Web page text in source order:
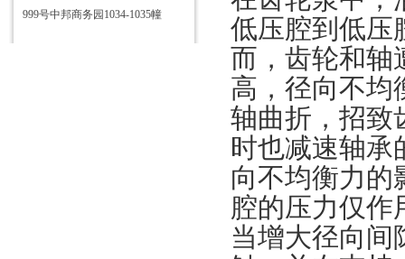
999号中邦商务园1034-1035幢
低压腔到低压
而，齿轮和轴
高，径向不均
轴曲折，招致
时也减速轴承
向不均衡力的
腔的压力仅作
当增大径向间